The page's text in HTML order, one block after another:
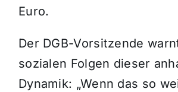
Euro.
Der DGB-Vorsitzende
sozialen Folgen dieser
Dynamik: „Wenn das so